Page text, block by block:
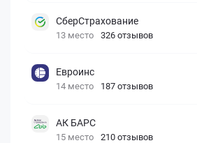
СберСтрахование
13 место 326 отзывов
Евроинс
14 место 187 отзывов
АК БАРС
15 место 210 отзывов